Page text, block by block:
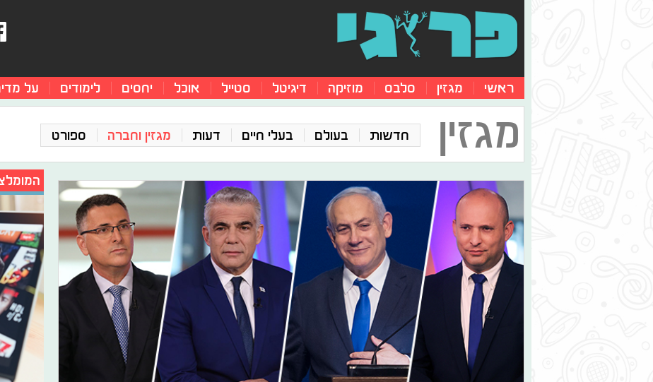
ראשי מגזין סלבס מוזיקה דיגיטל סטייל אוכל יחסים לימודים על
מגזין חדשות בעולם בעלי חיים דעות מגזין וחברה ספורט